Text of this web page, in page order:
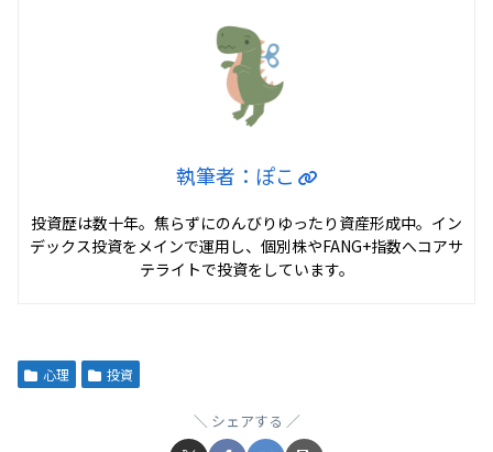
執筆者：ぽこ
投資歴は数十年。焦らずにのんびりゆったり資産形成中。イン
デックス投資をメインで運用し、個別株やFANG+指数へコアサ
テライトで投資をしています。
心理 投資
シェアする